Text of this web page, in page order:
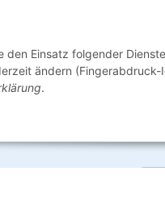
Einsatz folgender
ändern
.